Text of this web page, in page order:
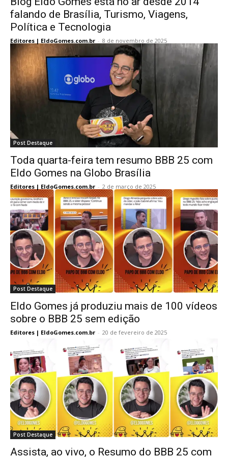
falando de Brasília, Turismo, Viagens,
Política e Tecnologia
Editores | EldoGomes.com.br - 8 de novembro de 2025
Post Destaque
Toda quarta-feira tem resumo BBB 25 com
Eldo Gomes na Globo Brasília
Editores | EldoGomes.com.br - 2 de março de 2025
Post Destaque
Eldo Gomes já produziu mais de 100 vídeos
sobre o BBB 25 sem edição
Editores | EldoGomes.com.br - 20 de fevereiro de 2025
Post Destaque
Assista, ao vivo, o Resumo do BBB 25 com